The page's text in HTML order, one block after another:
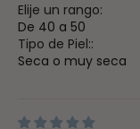
Elije un rango:
De 40 a 50
Tipo de Piel::
Seca o muy seca